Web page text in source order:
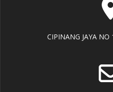
CIPINANG JAYA NO